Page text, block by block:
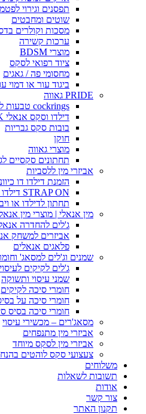
תפסנים וגירוי
שוטים ומחבטים
מסכות וקולרים
ערכות קשירה
מוצרי BDSM
ציוד רפואי לסקס
מחסומי פה / גאגים
ביגוד עור או דמוי
PRIDE גאווה
cockrings טבעות לגבר
דילדו וסקס אנאלי ALL BLACK
בובות סקס גבריות
חוקן
מוצרי גאווה
תחתונים סקסיים
אביזרי מין ללסביות
הזמנת דילדו דו
STRAP ON דילדו ורתמה
תחתון לדילדו או
מין אנאלי | מוצרי מין
ג'לים להחדרה
אביזרים למשחק
פלאגים אנאלים
שמנים וג'לים למסאג'
ג'לים לקיקים לעיסוי
שמני עיסוי ותשוקה
חומרי סיכה לקיקים
חומרי סיכה על
חומרי סיכה בסיס
מסאג'רים – מכשירי עיסוי
אביזרי מין מתנפחים
אביזרי מין לסקס מיוחד
צעצועי סקס לוהטים
משלוחים
תשובות לשאלות
אודות
צור קשר
תקנון האתר